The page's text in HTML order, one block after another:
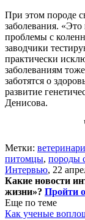
При этом породе
заболевания.
проблемы с
заводчики
практически
заболеваниям
заботятся о
развитие
Денисова.
Метки:
питомцы, породы
Интервью, 22
Какие новости
жизни»? Пройти
Еще по теме
Как ученые